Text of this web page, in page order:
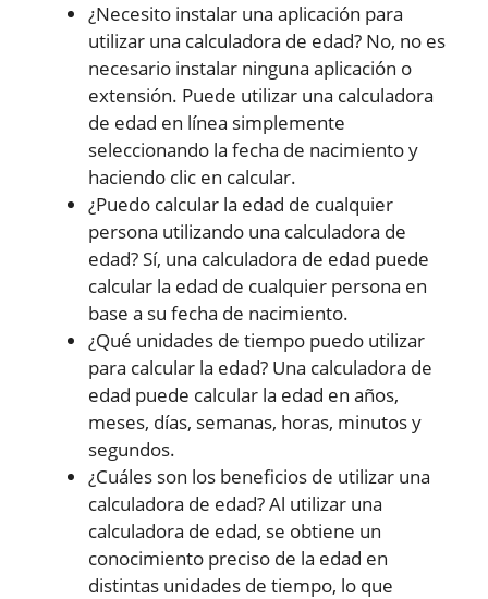
¿Necesito instalar una aplicación para
utilizar una calculadora de edad? No, no es
necesario instalar ninguna aplicación o
extensión. Puede utilizar una calculadora
de edad en línea simplemente
seleccionando la fecha de nacimiento y
haciendo clic en calcular.
¿Puedo calcular la edad de cualquier
persona utilizando una calculadora de
edad? Sí, una calculadora de edad puede
calcular la edad de cualquier persona en
base a su fecha de nacimiento.
¿Qué unidades de tiempo puedo utilizar
para calcular la edad? Una calculadora de
edad puede calcular la edad en años,
meses, días, semanas, horas, minutos y
segundos.
¿Cuáles son los beneficios de utilizar una
calculadora de edad? Al utilizar una
calculadora de edad, se obtiene un
conocimiento preciso de la edad en
distintas unidades de tiempo, lo que